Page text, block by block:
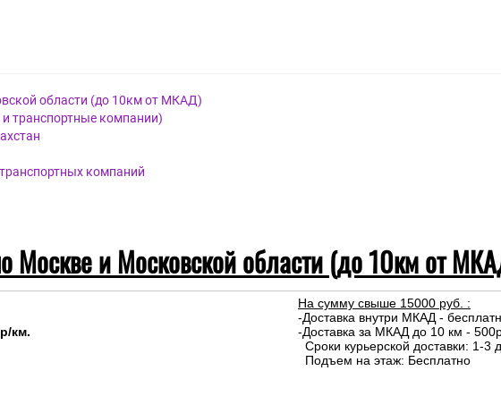
области (до 10км от МКАД)
транспортные компании)
компаний
Москве и Московской области (до 10км от
км.
На сумму свыше 15000 руб. :
-Доставка внутри МКАД -
-Доставка за МКАД до 10 км -
Сроки курьерской доставки: 1-3
Подъем на этаж: Бесплатно